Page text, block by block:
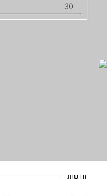
30
חדשות